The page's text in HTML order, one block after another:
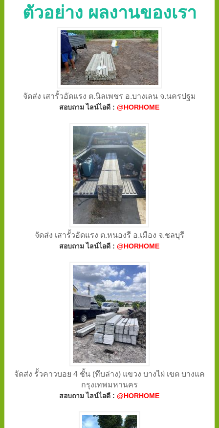
ตัวอย่าง ผลงานของเรา
จัดส่ง เสารั้วอัดแรง ต.นิลเพชร อ.บางเลน จ.นครปฐม
สอบถาม ไลน์ไอดี :@HORHOME
จัดส่ง เสารั้วอัดแรง ต.หนองรี อ.เมือง จ.ชลบุรี
สอบถาม ไลน์ไอดี :@HORHOME
จัดส่ง รั้วคาวบอย 4 ชั้น (ทึบล่าง) แขวง บางไผ่ เขต บางแค
กรุงเทพมหานคร
สอบถาม ไลน์ไอดี :@HORHOME